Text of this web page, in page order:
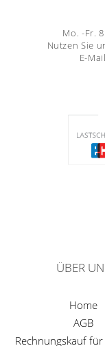
Mo. -Fr.
Nutzen Sie
E-
ÜBER
Home
AGB
Rechnungskauf